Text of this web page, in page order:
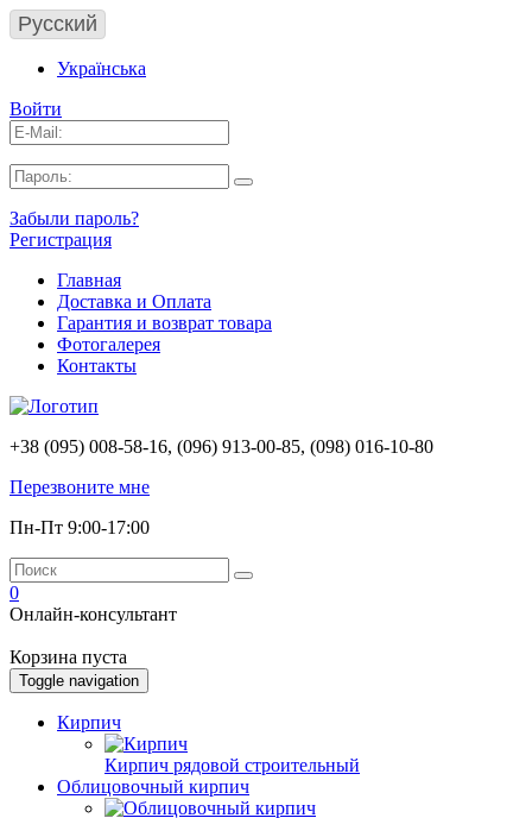
Русский
Українська
Войти
Забыли пароль?
Регистрация
Главная
Доставка и Оплата
Гарантия и возврат товара
Фотогалерея
Контакты
+38 (095) 008-58-16, (096) 913-00-85, (098) 016-10-80
Перезвоните мне
Пн-Пт 9:00-17:00
0
Онлайн-консультант
Корзина пуста
Toggle navigation
Кирпич
Кирпич рядовой строительный
Облицовочный кирпич